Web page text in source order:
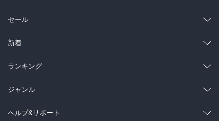
総合
ラノベ
雑誌・グラビア
BL・TL
セール
総合
ラノベ
雑誌・グラビア
BL・TL
新着
総合
ラノベ
雑誌・グラビア
ランキング
総合
ラノベ
ジャンル
コミック
ヘルプ&サポート